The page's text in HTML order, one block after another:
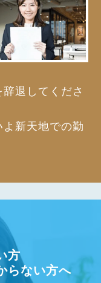
退してくださ
新天地での勤
方
らない方へ